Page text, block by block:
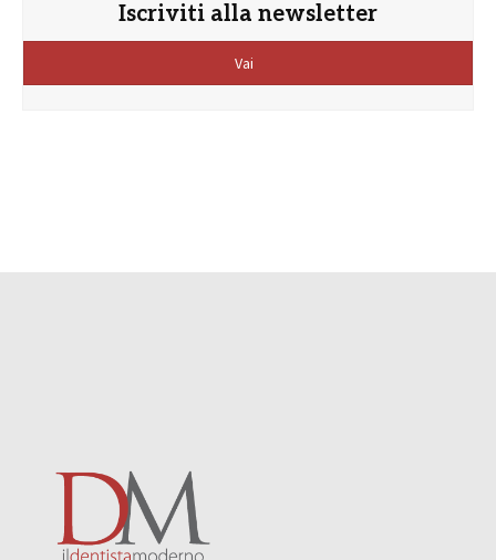
Iscriviti alla newsletter
Vai